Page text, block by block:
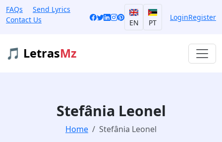
FAQs
Send Lyrics
Contact Us
EN PT
LoginRegister
🎵 LetrasMz
Stefânia Leonel
Home Stefânia Leonel